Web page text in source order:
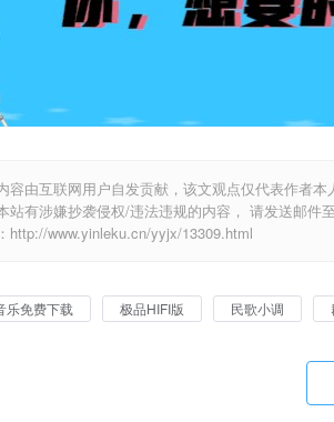
容由互联网用户自发贡献，该文观点仅代表作者
站有涉嫌抄袭侵权/违法违规的内容， 请发送邮
http://www.yinleku.cn/yyjx/13309.html
乐免费下载 极品HIFI版 民歌小调